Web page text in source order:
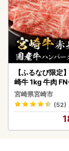
【ふるなび限定
崎牛 1kg 牛肉
-VO
宮崎県宮崎市
(52)